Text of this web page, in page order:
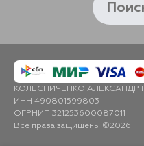
КОЛЕСНИЧЕНКО АЛЕКСАНДР
ИНН 490801599803
ОГРНИП 321253600087011
Все права защищены ©2026